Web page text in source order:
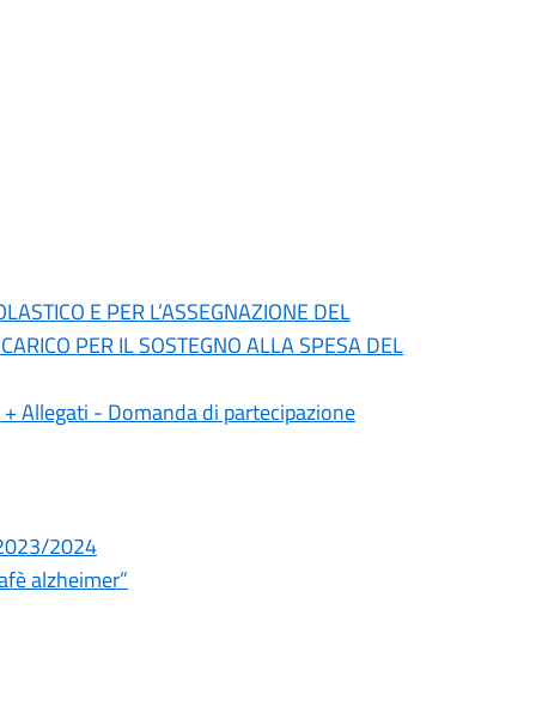
E PER L’ASSEGNAZIONE DEL
PER IL SOSTEGNO ALLA SPESA DEL
+ Allegati - Domanda di partecipazione
2024
alzheimer”